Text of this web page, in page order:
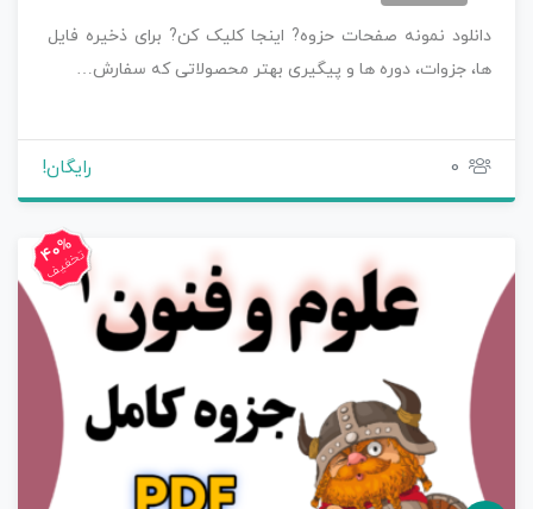
دانلود نمونه صفحات حزوه? اینجا کلیک کن? برای ذخیره فایل
ها، جزوات، دوره ها و پیگیری بهتر محصولاتی که سفارش…
0 رایگان!
40%
تخفیف